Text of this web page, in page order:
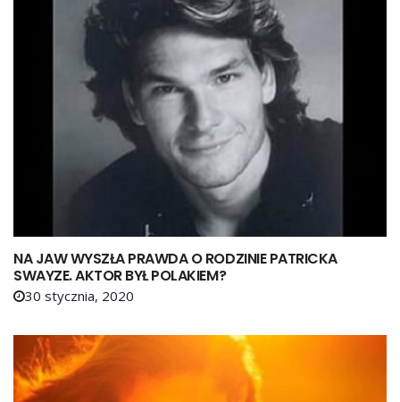
NA JAW WYSZŁA PRAWDA O RODZINIE PATRICKA
SWAYZE. AKTOR BYŁ POLAKIEM?
30 stycznia, 2020